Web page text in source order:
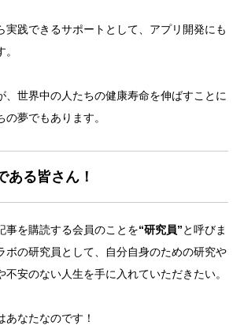
実践できるサポートとして、アプリ開発にも
、世界中の人たちの健康寿命を伸ばすことに
夢でもあります。
ある皆さん！
事を購読する会員のことを“研究員”と呼びま
ボの研究員として、自分自身のための研究や
不安のない人生を手に入れていただきたい。
あなたなのです！